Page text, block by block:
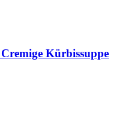
Kürbissuppe